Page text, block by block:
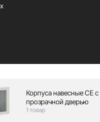
Корпуса навесные CE с
прозрачной дверью
1 товар